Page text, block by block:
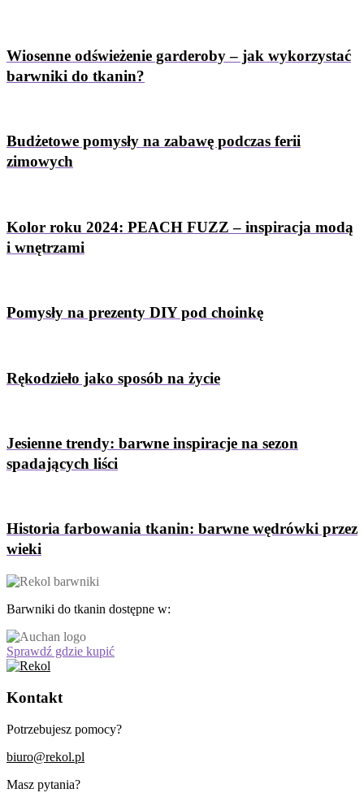
Wiosenne odświeżenie garderoby – jak wykorzystać
barwniki do tkanin?
Budżetowe pomysły na zabawę podczas ferii
zimowych
Kolor roku 2024: PEACH FUZZ – inspiracja modą
i wnętrzami
Pomysły na prezenty DIY pod choinkę
Rękodzieło jako sposób na życie
Jesienne trendy: barwne inspiracje na sezon
spadających liści
Historia farbowania tkanin: barwne wędrówki przez
wieki
Barwniki do tkanin dostępne w:
Sprawdź gdzie kupić
Kontakt
Potrzebujesz pomocy?
biuro@rekol.pl
Masz pytania?